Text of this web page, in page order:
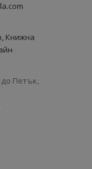
Книжна
Петък,